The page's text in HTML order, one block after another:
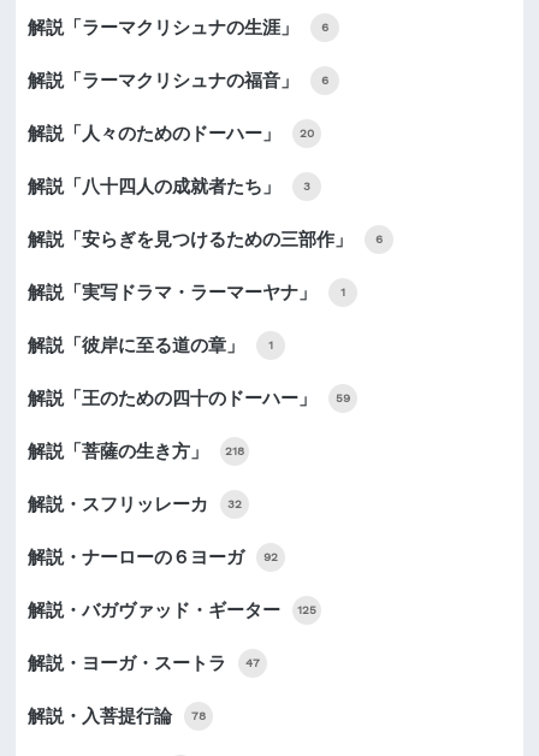
解説「ラーマクリシュナの生涯」 6
解説「ラーマクリシュナの福音」 6
解説「人々のためのドーハー」 20
解説「八十四人の成就者たち」 3
解説「安らぎを見つけるための三部作」 6
解説「実写ドラマ・ラーマーヤナ」 1
解説「彼岸に至る道の章」 1
解説「王のための四十のドーハー」 59
解説「菩薩の生き方」 218
解説・スフリッレーカ 32
解説・ナーローの６ヨーガ 92
解説・バガヴァッド・ギーター 125
解説・ヨーガ・スートラ 47
解説・入菩提行論 78